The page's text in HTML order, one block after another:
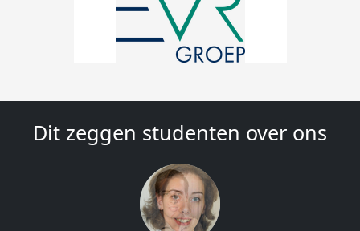
Dit zeggen studenten over ons